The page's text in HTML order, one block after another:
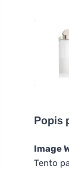
Popis
Image
Tento